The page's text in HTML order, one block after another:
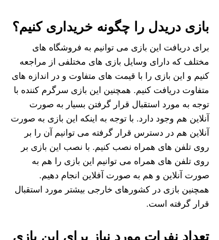
بازی دریدل را چگونه خریداری کنیم؟
برای دریافت این بازی می توانیم به فروشگاه های
مختلف که دارای وسایل بازی های مختلفی از مراجعه
کنیم و این بازی را با قیمت‌ های متفاوت و در اندازه‌ های
متفاوت دریافت کنیم. همچنین این بازی سرگرم کننده با
توجه به مورد استقبال قرار گرفتن بسیار به صورت
آنلاین هم وجود دارد. با توجه به اینکه این بازی به صورت
آنلاین هم در دسترس قرار گرفته می‌ توانیم آن را بر
روی تلفن های همراه نصب کنیم. با نصب این بازی بر
روی تلفن های همراه می توانیم این بازی را هم به
صورت آنلاین و هم به صورت آفلاین انجام دهیم.
همچنین بازی در کشورهای خارجی بیشتر مورد استقبال
قرار گرفته است.
تعداد نفرات مورد نیاز برای این بازی